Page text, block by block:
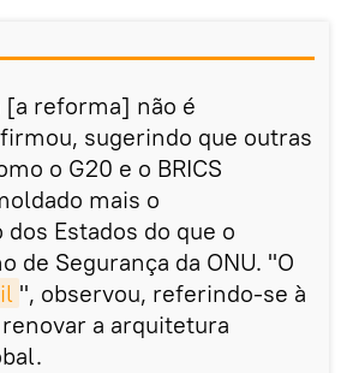
[a reforma] não é
sugerindo que outras
o G20 e o BRICS
mais o
Estados do que o
de Segurança da ONU. "O
", observou, referindo-se à
a arquitetura